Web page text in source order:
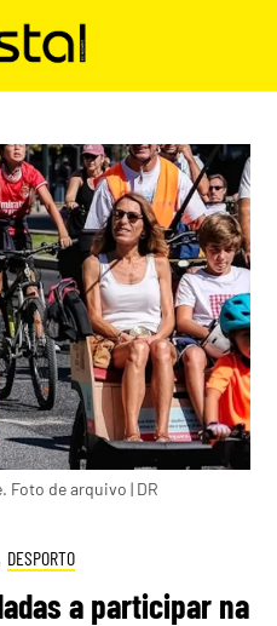
Foto de arquivo | DR
DESPORTO
a participar na